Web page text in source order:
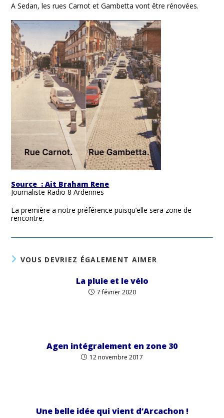
A Sedan, les rues Carnot et Gambetta vont être rénovées.
Source : Ait Braham Rene
Journaliste Radio 8 Ardennes
La première a notre préférence puisqu’elle sera zone de
rencontre.
VOUS DEVRIEZ ÉGALEMENT AIMER
La pluie et le vélo
7 février 2020
Agen intégralement en zone 30
12 novembre 2017
Une belle idée qui vient d’Arcachon !